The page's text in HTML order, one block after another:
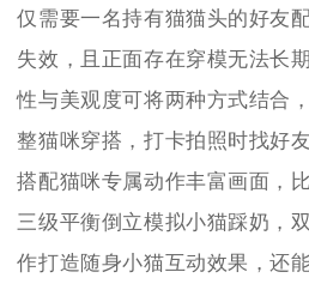
仅需要一名持有猫猫头的好友
失效，且正面存在穿模无法长
性与美观度可将两种方式结合
整猫咪穿搭，打卡拍照时找好
搭配猫咪专属动作丰富画面，
三级平衡倒立模拟小猫踩奶，
作打造随身小猫互动效果，还